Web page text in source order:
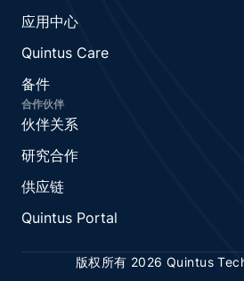
应用中心
Quintus Care
备件
合作伙伴
伙伴关系
研究合作
供应链
Quintus Portal
版权所有 2026 Quintus